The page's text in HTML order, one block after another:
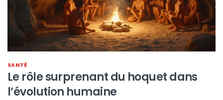
SANTÉ
Le rôle surprenant du hoquet dans
l’évolution humaine